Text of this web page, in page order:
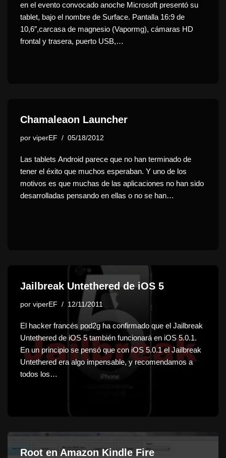
en el evento convocado anoche Microsoft presentó su
tablet, bajo el nombre de Surface. Pantalla 16:9 de
10,6″,carcasa de magnesio (Vapormg), cámaras HD
frontal y trasera, puerto USB,…
Chamaleaon Launcher
por viperEF 05/18/2012
Las tablets Android parece que no han terminado de
tener el éxito que muchos esperaban. Y uno de los
motivos es que muchas de las aplicaciones no han sido
desarrolladas pensando en ellas o no se han…
Jailbreak Untethered de iOS 5
por viperEF 12/11/2011
El hacker francés pod2g ha confirmado que el Jailbreak
Untethered de iOS 5 también funcionará en iOS 5.0.1.
En un principio se pensó que con iOS 5.0.1 el Jailbreak
Untethered era algo impensable, y recomendamos a
todos los…
Root en Amazon Kindle Fire